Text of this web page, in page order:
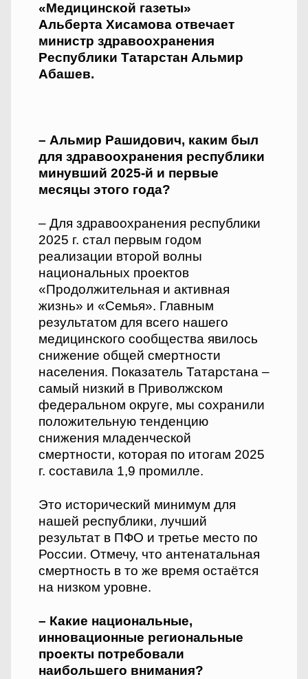
«Медицинской газеты»
Альберта Хисамова отвечает
министр здравоохранения
Республики Татарстан Альмир
Абашев.
– Альмир Рашидович, каким был
для здравоохранения республики
минувший 2025-й и первые
месяцы этого года?
– Для здравоохранения республики
2025 г. стал первым годом
реализации второй волны
национальных проектов
«Продолжительная и активная
жизнь» и «Семья». Главным
результатом для всего нашего
медицинского сообщества явилось
снижение общей смертности
населения. Показатель Татарстана –
самый низкий в Приволжском
федеральном округе, мы сохранили
положительную тенденцию
снижения младенческой
смертности, которая по итогам 2025
г. составила 1,9 промилле.
Это исторический минимум для
нашей республики, лучший
результат в ПФО и третье место по
России. Отмечу, что антенатальная
смертность в то же время остаётся
на низком уровне.
– Какие национальные,
инновационные региональные
проекты потребовали
наибольшего внимания?